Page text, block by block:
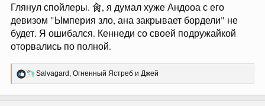
Глянул спойлеры. 肏, я думал хуже Андооа с его
девизом "Ымперия зло, ана закрывает бордели" не
будет. Я ошибался. Кеннеди со своей подружайкой
оторвались по полной.
Р
е
Salvagard , Огненный Ястреб и Джей